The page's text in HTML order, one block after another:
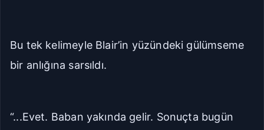
Bu tek kelimeyle Blair’in yüzündeki gülümseme
bir anlığına sarsıldı.
“...Evet. Baban yakında gelir. Sonuçta bugün